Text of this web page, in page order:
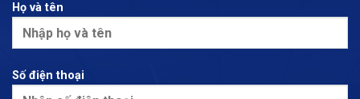
Họ và tên
Số điện thoại